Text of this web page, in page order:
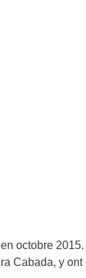
octobre
Cabada, y ont